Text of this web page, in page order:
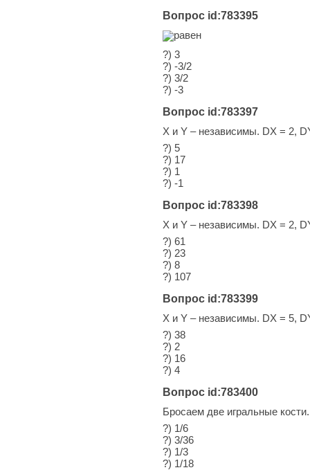
Вопрос id:783395
равен
?) 3
?) -3/2
?) 3/2
?) -3
Вопрос id:783397
X и Y – независимы. DX = 2,
?) 5
?) 17
?) 1
?) -1
Вопрос id:783398
X и Y – независимы. DX = 2,
?) 61
?) 23
?) 8
?) 107
Вопрос id:783399
X и Y – независимы. DX = 5,
?) 38
?) 2
?) 16
?) 4
Вопрос id:783400
Бросаем две игральные
?) 1/6
?) 3/36
?) 1/3
?) 1/18